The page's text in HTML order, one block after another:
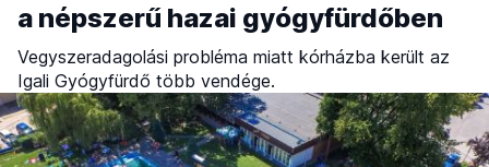
a népszerű hazai gyógyfürdőben
Vegyszeradagolási probléma miatt kórházba került az
Igali Gyógyfürdő több vendége.